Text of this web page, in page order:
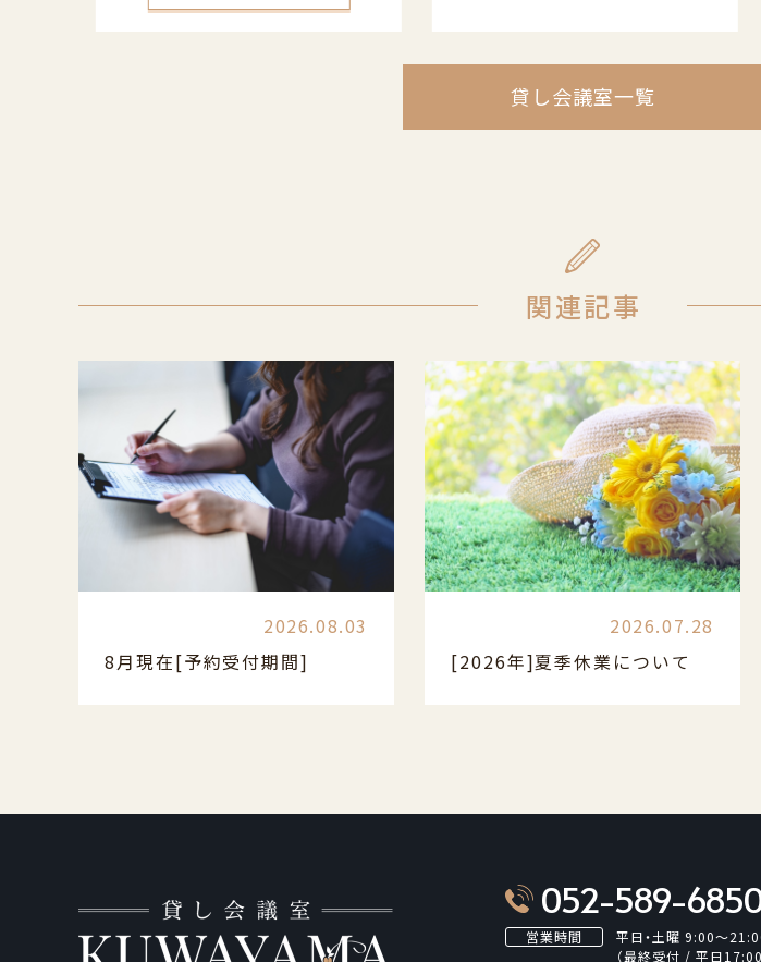
貸し会議室一覧
関連記事
2026.08.03
8月現在[予約受付期間]
2026.07.28
[2026年]夏季休業について
052-589-
営業時間
平日・土曜 9:00～
（最終受付 / 平日